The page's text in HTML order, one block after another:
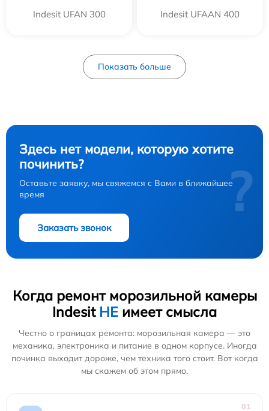
Indesit UFAN 300 Indesit UFAAN 400
Показать больше
Здесь нет модели, которую хотите
починить?
Оставьте заявку, мы свяжемся с Вами в ближайшее
время
Заказать звонок
?
Когда ремонт морозильной камеры
Indesit НЕ имеет смысла
Честно о границах ремонта: морозильная камера — это
механика, электроника и питание в одном корпусе. Иногда
починка выходит дороже, чем техника того стоит. Вот когда
мы скажем об этом прямо.
01